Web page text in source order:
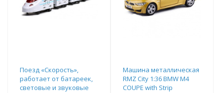
Поезд «Скорость»,
работает от батареек,
световые и звуковые
Машина металлическая
RMZ City 1:36 BMW M4
COUPE with Strip